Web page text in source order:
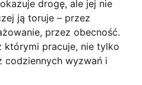
drogę, ale jej nie
ją toruje – przez
przez obecność.
którymi pracuje, nie tylko
codziennych wyzwań i